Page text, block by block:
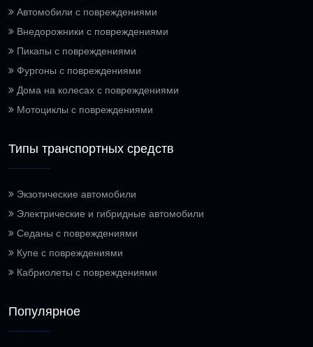
Автомобили с повреждениями
Внедорожники с повреждениями
Пикапы с повреждениями
Фургоны с повреждениями
Дома на колесах с повреждениями
Мотоциклы с повреждениями
Типы транспортных средств
Экзотические автомобили
Электрические и гибридные автомобили
Седаны с повреждениями
Купе с повреждениями
Кабриолеты с повреждениями
Популярное